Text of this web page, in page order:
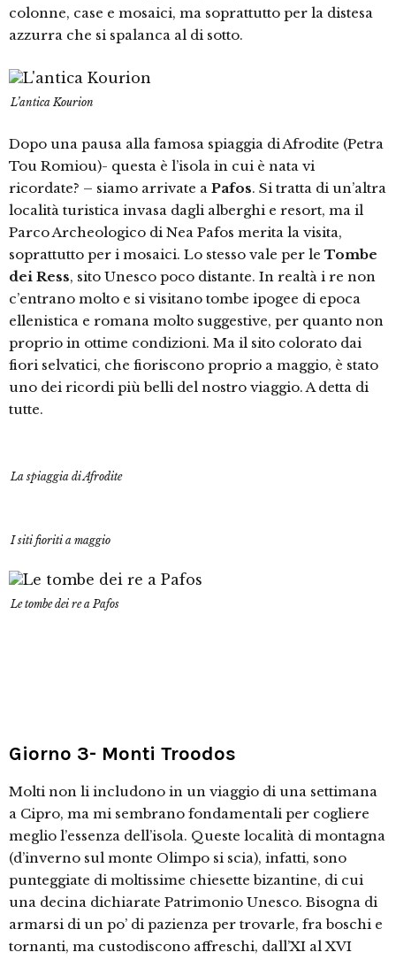
colonne, case e mosaici, ma soprattutto per la distesa
azzurra che si spalanca al di sotto.
L’antica Kourion
Dopo una pausa alla famosa spiaggia di Afrodite (Petra
Tou Romiou)- questa è l’isola in cui è nata vi
ricordate? – siamo arrivate a Pafos. Si tratta di un’altra
località turistica invasa dagli alberghi e resort, ma il
Parco Archeologico di Nea Pafos merita la visita,
soprattutto per i mosaici. Lo stesso vale per le Tombe
dei Ress, sito Unesco poco distante. In realtà i re non
c’entrano molto e si visitano tombe ipogee di epoca
ellenistica e romana molto suggestive, per quanto non
proprio in ottime condizioni. Ma il sito colorato dai
fiori selvatici, che fioriscono proprio a maggio, è stato
uno dei ricordi più belli del nostro viaggio. A detta di
tutte.
La spiaggia di Afrodite
I siti fioriti a maggio
Le tombe dei re a Pafos
Giorno 3- Monti Troodos
Molti non li includono in un viaggio di una settimana
a Cipro, ma mi sembrano fondamentali per cogliere
meglio l’essenza dell’isola. Queste località di montagna
(d’inverno sul monte Olimpo si scia), infatti, sono
punteggiate di moltissime chiesette bizantine, di cui
una decina dichiarate Patrimonio Unesco. Bisogna di
armarsi di un po’ di pazienza per trovarle, fra boschi e
tornanti, ma custodiscono affreschi, dall’XI al XVI